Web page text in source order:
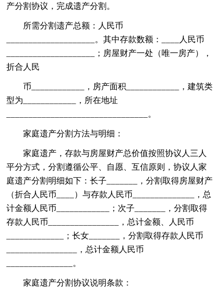
产分割协议，完成遗产分割。
所需分割遗产总额：人民币
____________________。其中存款数额：____人民币
____________________；房屋财产一处（唯一房产），
折合人民
币____________，房产面积____________，建筑类
型为____________，所在地址
________________________________。
家庭遗产分割方法与明细：
家庭遗产，存款与房屋财产总价值按照协议人三人
平分方式，分割遵循公平、自愿、互信原则，协议人家
庭遗产分割明细如下：长子_______，分割取得房屋财产
（折合人民币____）与存款人民币______________，总
计金额人民币____________；次子_______，分割取得
存款人民币________________，总计金额、人民币
_____________；长女_______，分割取得存款人民币
________________，总计金额人民币
_______________。
家庭遗产分割协议说明条款：